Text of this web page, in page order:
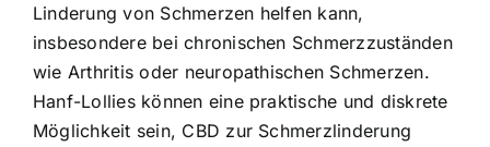
Linderung von Schmerzen helfen kann,
insbesondere bei chronischen Schmerzzuständen
wie Arthritis oder neuropathischen Schmerzen.
Hanf-Lollies können eine praktische und diskrete
Möglichkeit sein, CBD zur Schmerzlinderung